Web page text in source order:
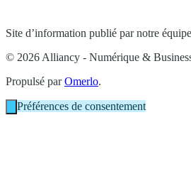
Site d’information publié par notre
© 2026 Alliancy - Numérique &
Propulsé parOmerlo.
Préférences de consentement